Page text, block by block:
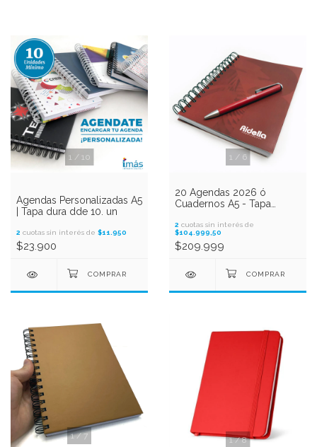
1 / 10
Agendas Personalizadas A5
| Tapa dura dde 10. un
2 cuotas sin interés de $11.950
$23.900
1 / 6
20 Agendas 2026 ó
Cuadernos A5 - Tapa
2 cuotas sin interés de
$104.999,50
$209.999
1/7 1/8